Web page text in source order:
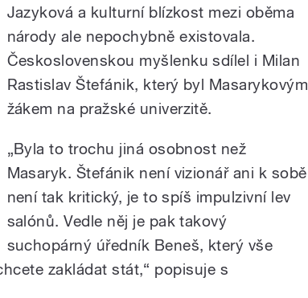
Jazyková a kulturní blízkost mezi oběma
národy ale nepochybně existovala.
Československou myšlenku sdílel i Milan
Rastislav Štefánik, který byl Masarykovým
žákem na pražské univerzitě.
„Byla to trochu jiná osobnost než
Masaryk. Štefánik není vizionář ani k sobě
není tak kritický, je to spíš impulzivní lev
salónů. Vedle něj je pak takový
suchopárný úředník Beneš, který vše
zakládat stát,“ popisuje s